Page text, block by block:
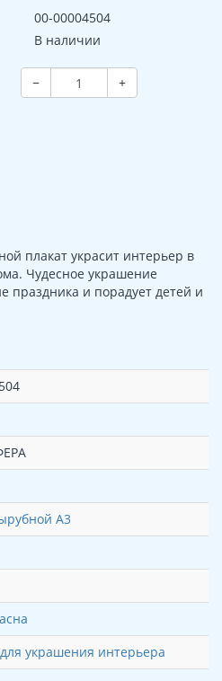
00-00004504
В наличии
− +
плакат украсит интерьер в
Чудесное украшение
праздника и порадует детей и
А3
украшения интерьера